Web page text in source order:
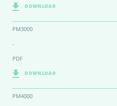
DOWNLOAD
PM3000
-
PDF
DOWNLOAD
PM4000